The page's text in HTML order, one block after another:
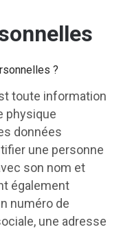
?
toute information
physique
données
une personne
son nom et
également
numéro de
une adresse